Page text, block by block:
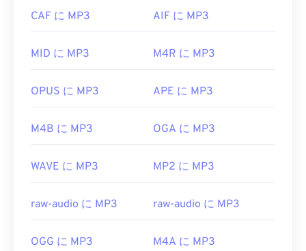
プレビューすること
もできます。
はVLCメディアプレーヤーです。MP3拡張子を使用
Masterpointグリーンポイントデータ（現在は廃
ル （ビットコインで身代金を要求したマルウェア）
ですが、幸いなことに現在は無効化されており、も
役立つリンク:
CAF に MP3 AIF に MP3
MID に MP3 M4R に MP3
OPUS に MP3 APE に MP3
M4B に MP3 OGA に MP3
WAVE に MP3 MP2 に MP3
raw-audio に MP3 raw-audio に MP3
OGG に MP3 M4A に MP3